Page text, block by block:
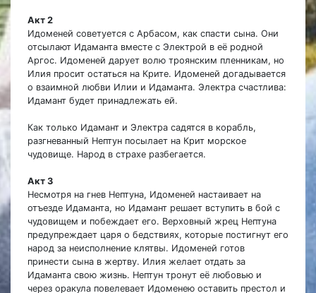
Акт 2
Идоменей советуется с Арбасом, как спасти сына. Они
отсылают Идаманта вместе с Электрой в её родной
Аргос. Идоменей дарует волю троянским пленникам, но
Илия просит остаться на Крите. Идоменей догадывается
о взаимной любви Илии и Идаманта. Электра счастлива:
Идамант будет принадлежать ей.
Как только Идамант и Электра садятся в корабль,
разгневанный Нептун посылает на Крит морское
чудовище. Народ в страхе разбегается.
Акт 3
Несмотря на гнев Нептуна, Идоменей настаивает на
отъезде Идаманта, но Идамант решает вступить в бой с
чудовищем и побеждает его. Верховный жрец Нептуна
предупреждает царя о бедствиях, которые постигнут его
народ за неисполнение клятвы. Идоменей готов
принести сына в жертву. Илия желает отдать за
Идаманта свою жизнь. Нептун тронут её любовью и
через оракула повелевает Идоменею оставить престол и